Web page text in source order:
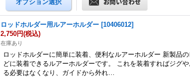
ロッドホルダー用ルアーホルダー [10406012]
2,750円(税込)
在庫あり
ロッドホルダーに簡単に装着、便利なルアーホルダー 新製品
どに装着できるルアーホルダーです。 これを装着すればジグ
る必要はなくなり、ガイドから外れ…